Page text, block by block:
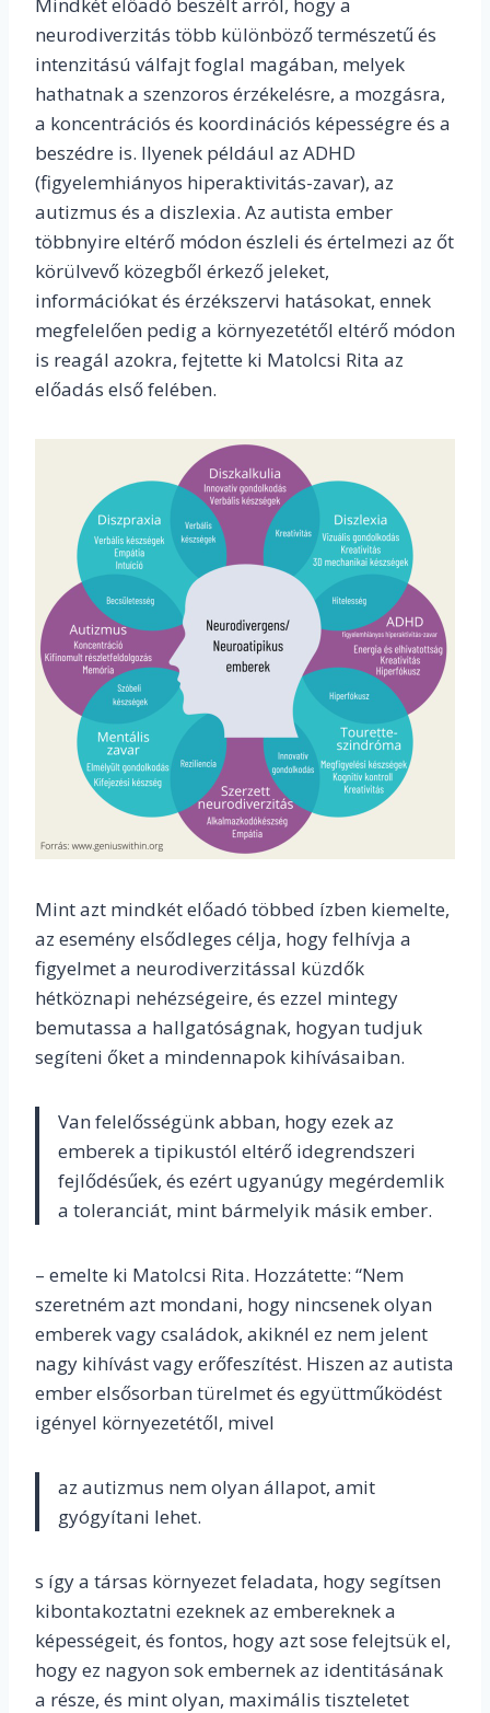
Mindkét előadó beszélt arról, hogy a
neurodiverzitás több különböző természetű és
intenzitású válfajt foglal magában, melyek
hathatnak a szenzoros érzékelésre, a mozgásra,
a koncentrációs és koordinációs képességre és a
beszédre is. Ilyenek például az ADHD
(figyelemhiányos hiperaktivitás-zavar), az
autizmus és a diszlexia. Az autista ember
többnyire eltérő módon észleli és értelmezi az őt
körülvevő közegből érkező jeleket,
információkat és érzékszervi hatásokat, ennek
megfelelően pedig a környezetétől eltérő módon
is reagál azokra, fejtette ki Matolcsi Rita az
előadás első felében.
Mint azt mindkét előadó többed ízben kiemelte,
az esemény elsődleges célja, hogy felhívja a
figyelmet a neurodiverzitással küzdők
hétköznapi nehézségeire, és ezzel mintegy
bemutassa a hallgatóságnak, hogyan tudjuk
segíteni őket a mindennapok kihívásaiban.
Van felelősségünk abban, hogy ezek az
emberek a tipikustól eltérő idegrendszeri
fejlődésűek, és ezért ugyanúgy megérdemlik
a toleranciát, mint bármelyik másik ember.
– emelte ki Matolcsi Rita. Hozzátette: “Nem
szeretném azt mondani, hogy nincsenek olyan
emberek vagy családok, akiknél ez nem jelent
nagy kihívást vagy erőfeszítést. Hiszen az autista
ember elsősorban türelmet és együttműködést
igényel környezetétől, mivel
az autizmus nem olyan állapot, amit
gyógyítani lehet.
s így a társas környezet feladata, hogy segítsen
kibontakoztatni ezeknek az embereknek a
képességeit, és fontos, hogy azt sose felejtsük el,
hogy ez nagyon sok embernek az identitásának
a része, és mint olyan, maximális tiszteletet